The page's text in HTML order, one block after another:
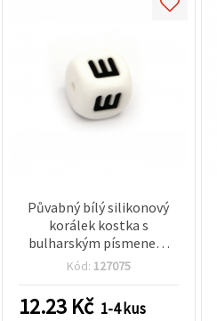
Půvabný bílý silikonový
korálek kostka s
bulharským písmenem
„Ш“, 12×12 mm, otvor 2,5
personalizované šperky a
DIY projekty
Kód: 127075
12.23 Kč 1-4 kus